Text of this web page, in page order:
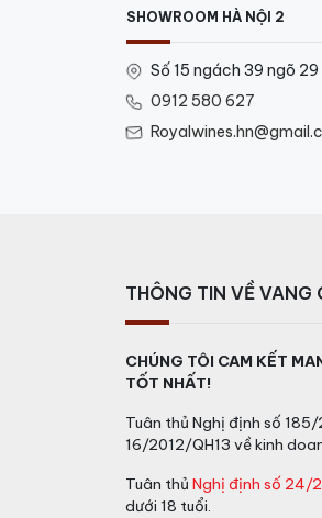
SHOWROOM HÀ NỘI 2
Số 15 ngách 39 ngõ
0912 580 627
THÔNG TIN VỀ VANG
CHÚNG TÔI CAM KẾT
TỐT NHẤT!
Tuân thủ Nghị định số
16/2012/QH13 về kinh
Tuân thủ Nghị định số 24/
dưới 18 tuổi.